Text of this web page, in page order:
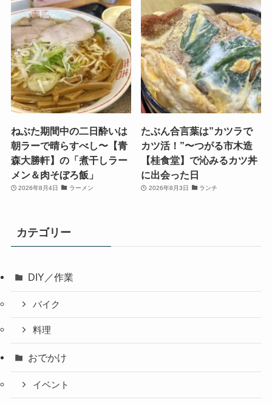
ねぶた期間中の二日酔いは
朝ラーで晴らすべし〜【青
森大勝軒】の「煮干しラー
メン＆肉そぼろ飯」
2026年8月4日 ラーメン
たぶん合言葉は”カツラで
カツ活！”〜つがる市木造
【桂食堂】で沁みるカツ丼
に出会った日
2026年8月3日 ランチ
カテゴリー
DIY／作業
バイク
料理
おでかけ
イベント